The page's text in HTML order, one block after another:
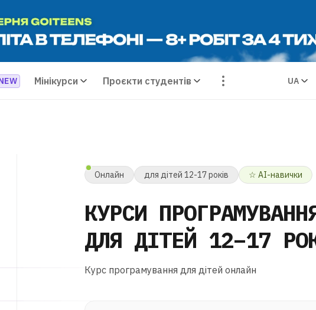
Мінікурси Проєкти студентів UA
Онлайн для дітей 12-17 років ☆ AI-навички
КУРСИ
ДЛЯ ДІТЕЙ 12–17
Курс програмування для дітей онлайн